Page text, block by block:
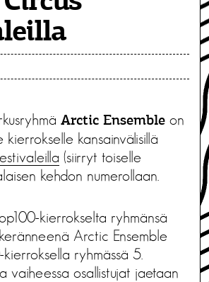
Arctic Ensemble on
kansainvälisillä
(siirryt toiselle
kehdon numerollaan.
kierrokselta ryhmänsä
Arctic Ensemble
ryhmässä 5.
vaiheessa osallistujat jaetaan